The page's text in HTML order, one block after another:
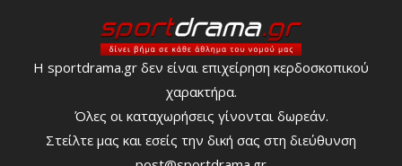
Η sportdrama.gr δεν είναι επιχείρηση κερδοσκοπικού
χαρακτήρα.
Όλες οι καταχωρήσεις γίνονται δωρεάν.
Στείλτε μας και εσείς την δική σας στη διεύθυνση